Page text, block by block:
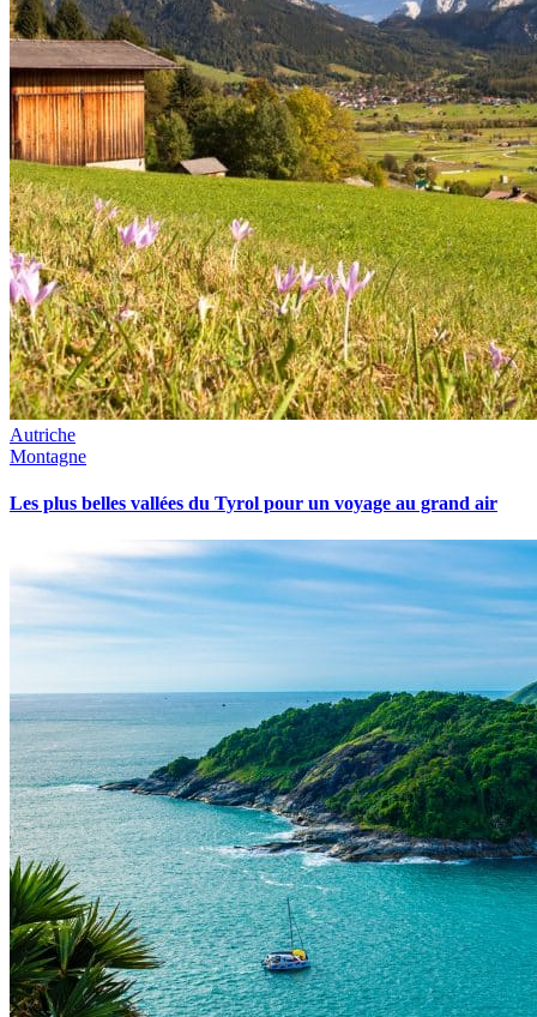
Autriche
Montagne
Les plus belles vallées du Tyrol pour un voyage au grand air